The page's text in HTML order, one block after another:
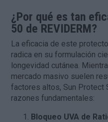
¿Por qué es tan
50 de REVIDERM?
La eficacia de este
radica en su formulación
longevidad cutánea.
mercado masivo suelen
factores altos, Sun Protect
razones fundamentales:
Bloqueo UVA de